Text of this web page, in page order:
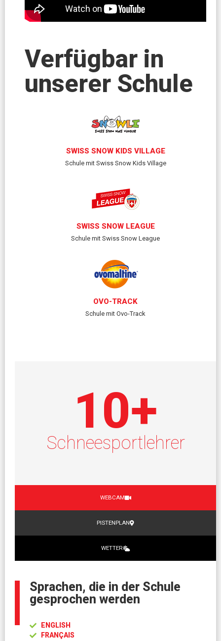
Verfügbar in
unserer Schule
SWISS SNOW KIDS VILLAGE
Schule mit Swiss Snow Kids Village
SWISS SNOW LEAGUE
Schule mit Swiss Snow League
OVO-TRACK
Schule mit Ovo-Track
Schneesportlehrer
10+
WEBCAM
PISTENPLAN
WETTER
Sprachen, die in der Schule
gesprochen werden
ENGLISH
FRANÇAIS